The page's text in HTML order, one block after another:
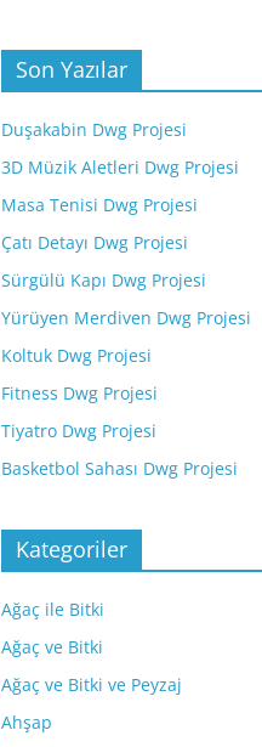
Son Yazılar
Duşakabin Dwg Projesi
3D Müzik Aletleri Dwg Projesi
Masa Tenisi Dwg Projesi
Çatı Detayı Dwg Projesi
Sürgülü Kapı Dwg Projesi
Yürüyen Merdiven Dwg Projesi
Koltuk Dwg Projesi
Fitness Dwg Projesi
Tiyatro Dwg Projesi
Basketbol Sahası Dwg Projesi
Kategoriler
Ağaç ile Bitki
Ağaç ve Bitki
Ağaç ve Bitki ve Peyzaj
Ahşap